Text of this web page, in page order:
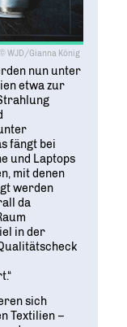
© WJD/Gianna König
nun unter
etwa zur
fängt bei
und Laptops
mit denen
werden
da
in der
sich
Textilien –